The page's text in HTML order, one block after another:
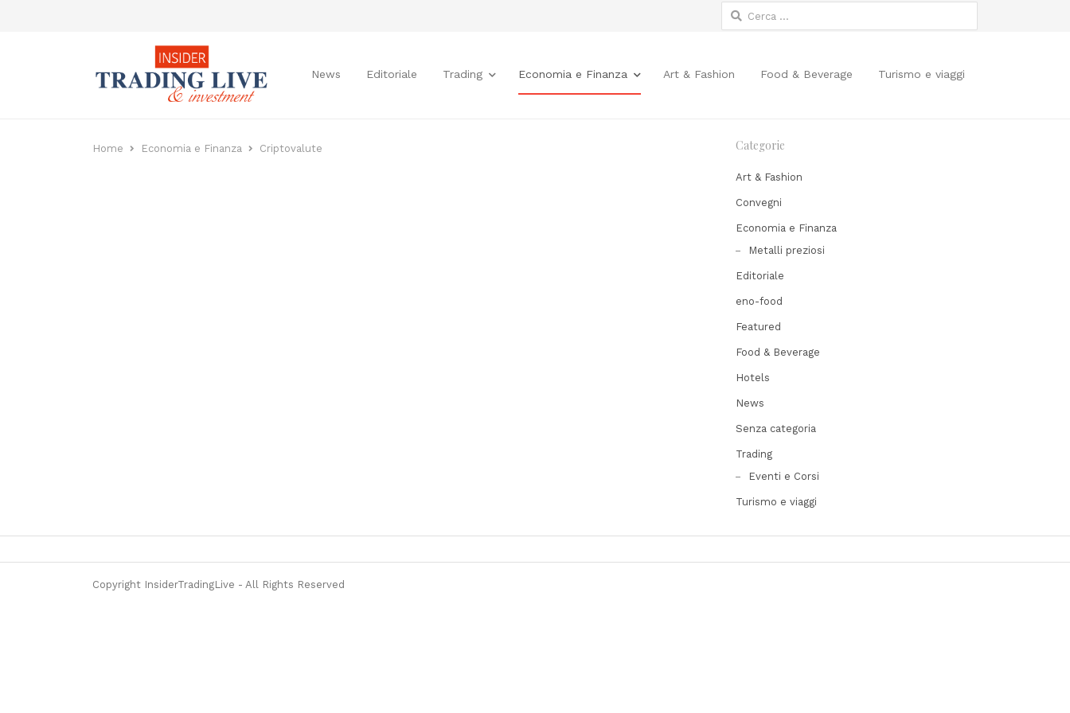
Ricerca
per:
News Editoriale Trading Economia e Finanza Art & Fashion Food & Beverage Turismo e viaggi
Home Economia e Finanza Criptovalute Categorie
Art & Fashion
Convegni
Economia e Finanza
Metalli preziosi
Editoriale
eno-food
Featured
Food & Beverage
Hotels
News
Senza categoria
Trading
Eventi e Corsi
Turismo e viaggi
Copyright InsiderTradingLive - All Rights Reserved